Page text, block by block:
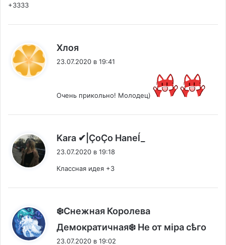
+3333
Хлоя
23.07.2020 в 19:41
Очень прикольно! Молодец)
Kara ✔|ÇoÇo Haneĺ_
23.07.2020 в 19:18
Классная идея +3
❄️Снежная Королева
Демократичная❄️ Не от мiра сѣго
23.07.2020 в 19:02